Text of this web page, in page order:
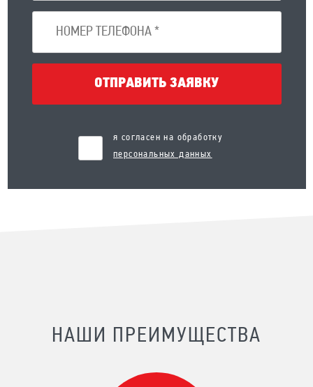
ОТПРАВИТЬ ЗАЯВКУ
я согласен на обработку
персональных данных
НАШИ ПРЕИМУЩЕСТВА